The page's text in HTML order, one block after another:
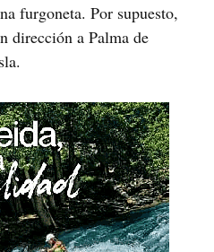
furgoneta. Por supuesto,
dirección a Palma de